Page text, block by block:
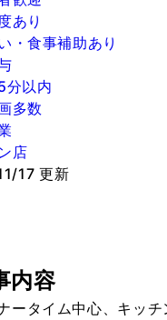
あり
・食事補助あり
分以内
多数
店
17 更新
内容
ータイム中心、キッチ